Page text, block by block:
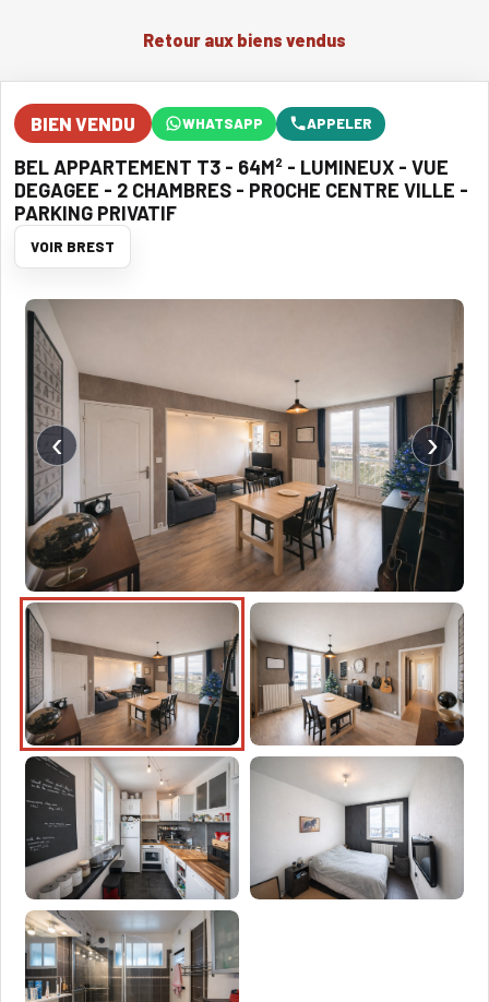
Retour aux biens vendus
BIEN VENDU WHATSAPP APPELER
BEL APPARTEMENT T3 - 64M² - LUMINEUX - VUE
DEGAGEE - 2 CHAMBRES - PROCHE CENTRE VILLE -
PARKING PRIVATIF
VOIR BREST
‹ ›